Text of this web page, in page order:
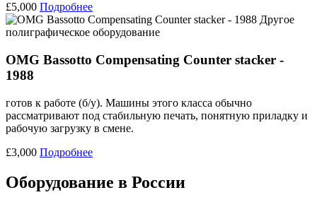
£5,000 Подробнее
Другое
полиграфическое оборудование
OMG Bassotto Compensating Counter stacker -
1988
готов к работе (б/у). Машины этого класса обычно
рассматривают под стабильную печать, понятную приладку и
рабочую загрузку в смене.
£3,000 Подробнее
Оборудование в России